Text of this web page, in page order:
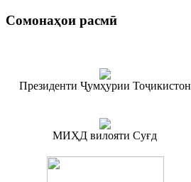
Сомонаҳои расмӣ
Президенти Ҷумҳурии Тоҷикистон
МИҲД вилояти Суғд